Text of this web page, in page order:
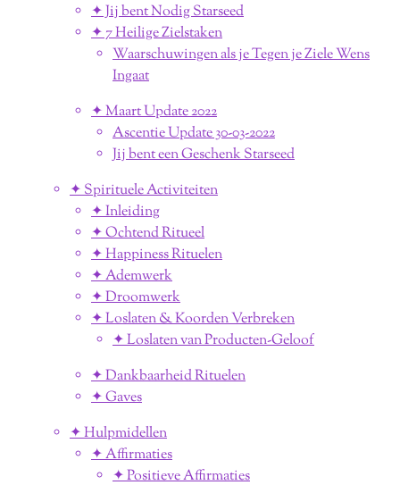
✦ Jij bent Nodig Starseed
✦ 7 Heilige Zielstaken
Waarschuwingen als je Tegen je Ziele Wens
Ingaat
✦ Maart Update 2022
Ascentie Update 30-03-2022
Jij bent een Geschenk Starseed
✦ Spirituele Activiteiten
✦ Inleiding
✦ Ochtend Ritueel
✦ Happiness Rituelen
✦ Ademwerk
✦ Droomwerk
✦ Loslaten & Koorden Verbreken
✦ Loslaten van Producten-Geloof
✦ Dankbaarheid Rituelen
✦ Gaves
✦ Hulpmidellen
✦ Affirmaties
✦ Positieve Affirmaties